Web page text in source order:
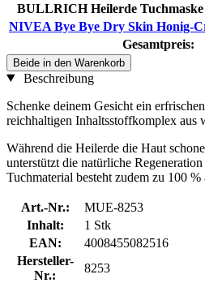
BULLRICH Heilerde
NIVEA Bye Bye Dry Skin Honig-
Gesamtpreis:
Beide in den Warenkorb
Beschreibung
Schenke deinem Gesicht ein
reichhaltigen Inhaltsstoffkomplex aus
Während die Heilerde die Haut
unterstützt die natürliche
Tuchmaterial besteht zudem zu 100
Art.-Nr.:
MUE-8253
Inhalt:
1 Stk
EAN:
4008455082516
Hersteller-
Nr.:
8253